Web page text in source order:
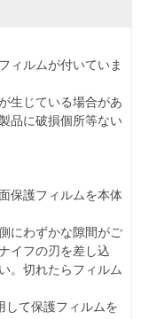
ィルムが付いていま
生じている場合があ
品に破損個所等ない
保護フィルムを本体
にわずかな隙間がご
イフの刃を差し込
。切れたらフィルム
して保護フィルムを